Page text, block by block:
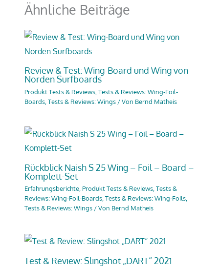
Ähnliche Beiträge
Review & Test: Wing-Board und Wing von
Norden Surfboards
Produkt Tests & Reviews, Tests & Reviews: Wing-Foil-
Boards, Tests & Reviews: Wings/ Von Bernd Matheis
Rückblick Naish S 25 Wing – Foil – Board –
Komplett-Set
Erfahrungsberichte, Produkt Tests & Reviews, Tests &
Reviews: Wing-Foil-Boards, Tests & Reviews: Wing-Foils,
Tests & Reviews: Wings/ Von Bernd Matheis
Test & Review: Slingshot „DART“ 2021